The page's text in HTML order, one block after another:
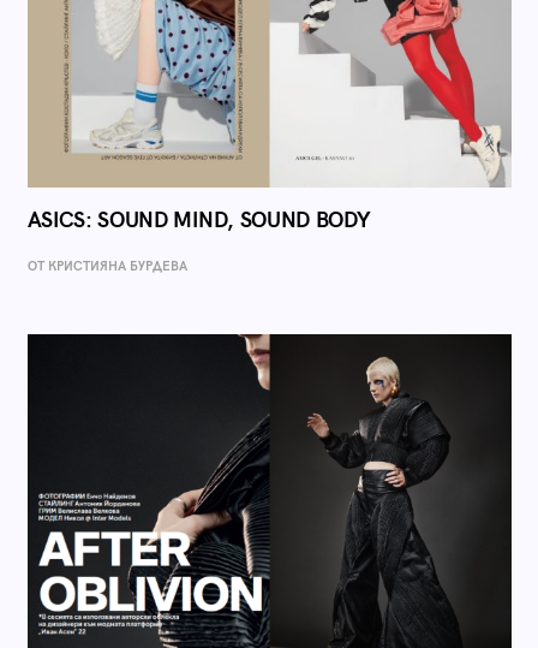
ASICS: SOUND MIND, SOUND BODY
ОТ КРИСТИЯНА БУРДЕВА